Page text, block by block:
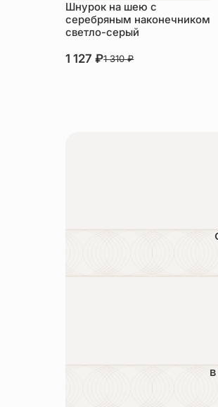
Шнурок на шею с
серебряным наконечником
светло-серый
1 127₽1 310₽